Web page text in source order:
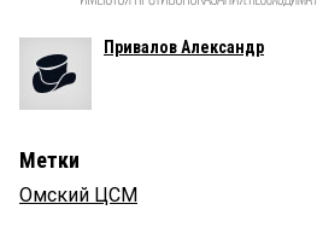
Привалов Александр
Метки
Омский ЦСМ